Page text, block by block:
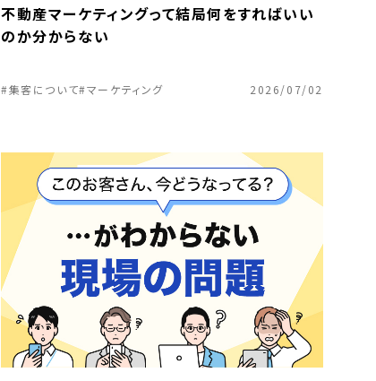
不動産マーケティングって結局何をすればいい
のか分からない
#集客について#マーケティング 2026/07/02